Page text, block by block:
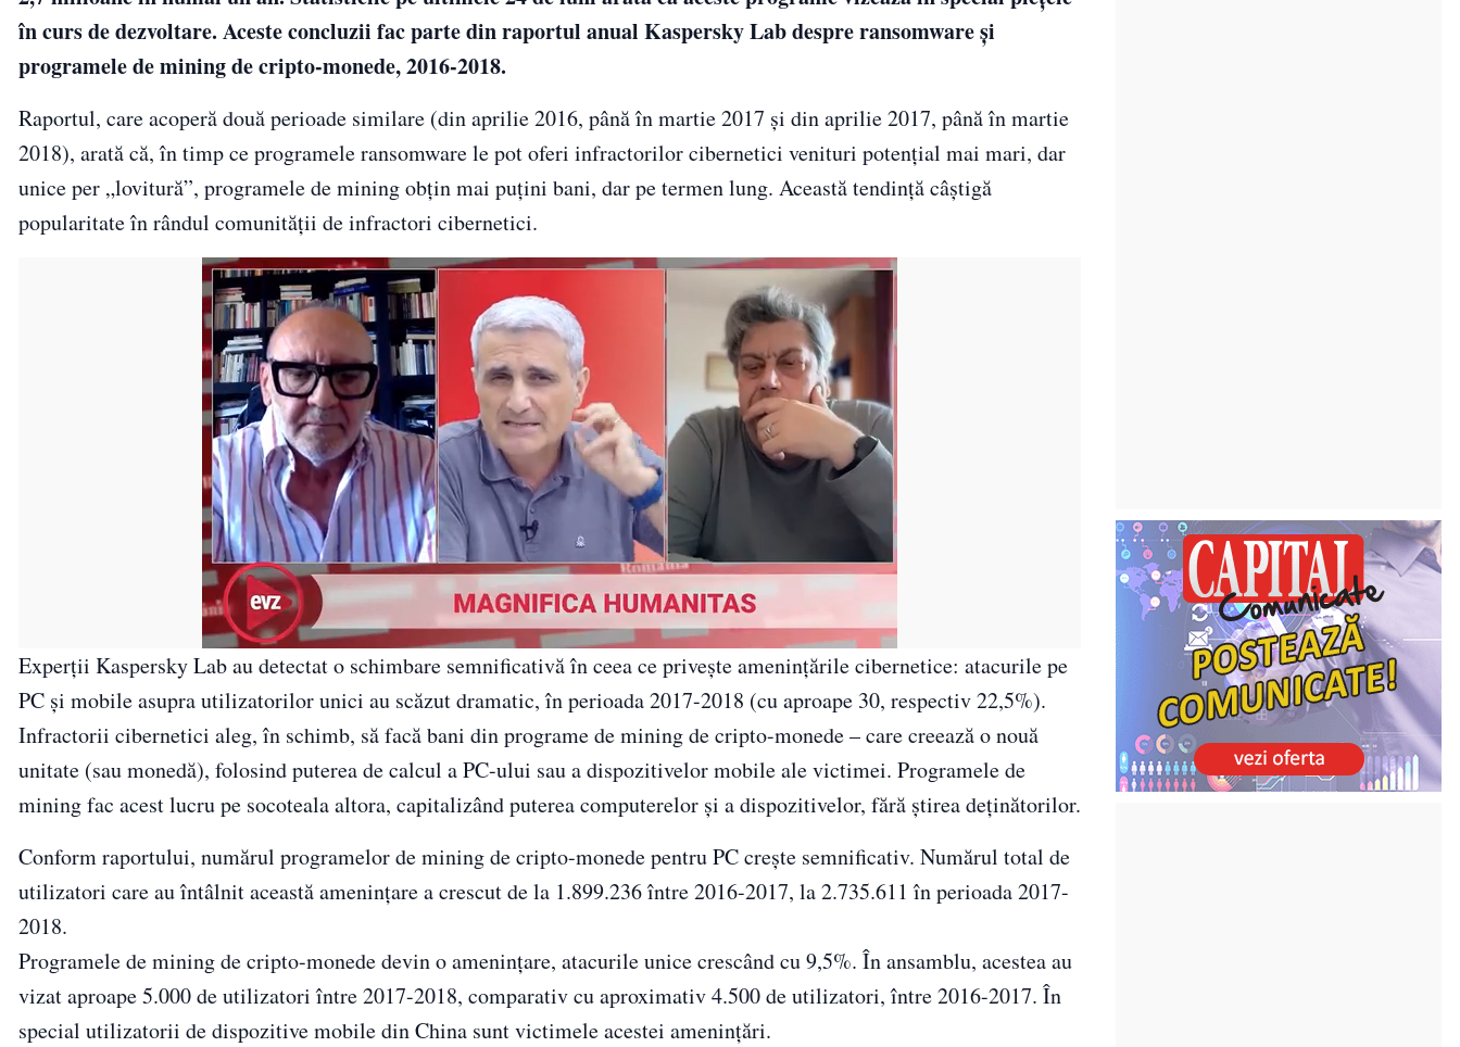
în curs de dezvoltare. Aceste concluzii fac parte din raportul anual Kaspersky Lab despre ransomware și
programele de mining de cripto-monede, 2016-2018.
Raportul, care acoperă două perioade similare (din aprilie 2016, până în martie 2017 și din aprilie 2017, până în martie
2018), arată că, în timp ce programele ransomware le pot oferi infractorilor cibernetici venituri potențial mai mari, dar
unice per „lovitură”, programele de mining obțin mai puțini bani, dar pe termen lung. Această tendință câștigă
popularitate în rândul comunității de infractori cibernetici.
Experții Kaspersky Lab au detectat o schimbare semnificativă în ceea ce privește amenințările cibernetice: atacurile pe
PC și mobile asupra utilizatorilor unici au scăzut dramatic, în perioada 2017-2018 (cu aproape 30, respectiv 22,5%).
Infractorii cibernetici aleg, în schimb, să facă bani din programe de mining de cripto-monede – care creează o nouă
unitate (sau monedă), folosind puterea de calcul a PC-ului sau a dispozitivelor mobile ale victimei. Programele de
mining fac acest lucru pe socoteala altora, capitalizând puterea computerelor și a dispozitivelor, fără știrea deținătorilor.
Conform raportului, numărul programelor de mining de cripto-monede pentru PC crește semnificativ. Numărul total de
utilizatori care au întâlnit această amenințare a crescut de la 1.899.236 între 2016-2017, la 2.735.611 în perioada 2017-
2018.
Programele de mining de cripto-monede devin o amenințare, atacurile unice crescând cu 9,5%. În ansamblu, acestea au
vizat aproape 5.000 de utilizatori între 2017-2018, comparativ cu aproximativ 4.500 de utilizatori, între 2016-2017. În
special utilizatorii de dispozitive mobile din China sunt victimele acestei amenințări.